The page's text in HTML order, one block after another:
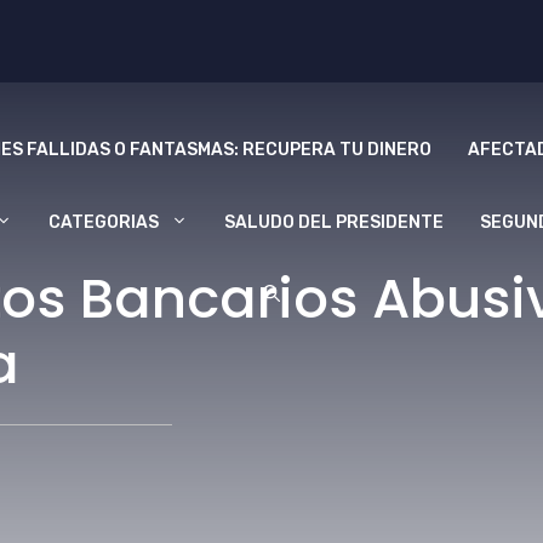
FALLIDAS O FANTASMAS: RECUPERA TU DINERO
CATEGORIAS SALUDO DEL PRESIDENTE
Bancarios